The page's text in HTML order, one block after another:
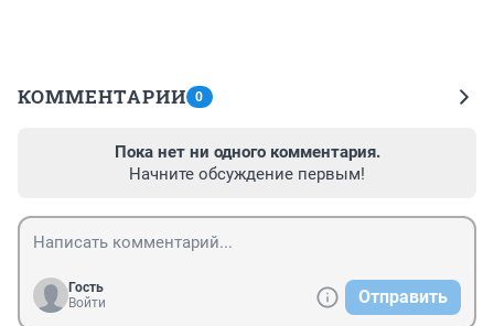
КОММЕНТАРИИ 0
Пока нет ни одного комментария.
Начните обсуждение первым!
Гость
Войти
Отправить